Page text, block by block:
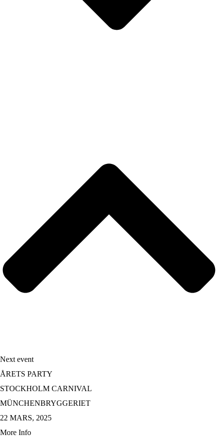
Next event
ÅRETS PARTY
STOCKHOLM CARNIVAL
MÜNCHENBRYGGERIET
22 MARS, 2025
More Info